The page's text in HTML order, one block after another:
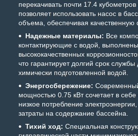
перекачивать почти 17.4
позволяет использовать насос в
объема, обеспечивая
Надежные материалы: Все
контактирующие с водой,
высококачественных
что гарантирует долгий срок
химически подготовленной водой.
Энергосбережение:
мощностью 0.75 кВт сочетает в себе
низкое потребление
затраты на содержание бассейна.
Тихий ход: Специальная